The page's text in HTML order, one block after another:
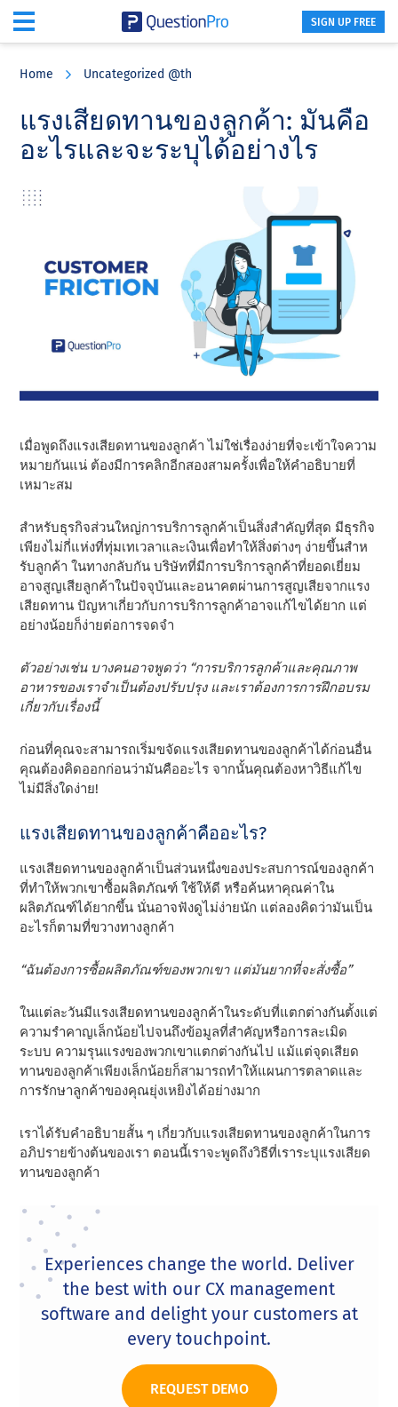
SIGN UP FREE
Home Uncategorized @th
แรงเสียดทานของลูกค้า: มันคือ
อะไรและจะระบุได้อย่างไร
เมื่อพูดถึงแรงเสียดทานของลูกค้า ไม่ใช่เรื่องง่ายที่จะเข้าใจความ
หมายกันแน่ ต้องมีการคลิกอีกสองสามครั้งเพื่อให้คําอธิบายที่
เหมาะสม
สําหรับธุรกิจส่วนใหญ่การบริการลูกค้าเป็นสิ่งสําคัญที่สุด มีธุรกิจ
เพียงไม่กี่แห่งที่ทุ่มเทเวลาและเงินเพื่อทําให้สิ่งต่างๆ ง่ายขึ้นสําห
รับลูกค้า ในทางกลับกัน บริษัทที่มีการบริการลูกค้าที่ยอดเยี่ยม
อาจสูญเสียลูกค้าในปัจจุบันและอนาคตผ่านการสูญเสียจากแรง
เสียดทาน ปัญหาเกี่ยวกับการบริการลูกค้าอาจแก้ไขได้ยาก แต่
อย่างน้อยก็ง่ายต่อการจดจํา
ตัวอย่างเช่น บางคนอาจพูดว่า “การบริการลูกค้าและคุณภาพ
อาหารของเราจําเป็นต้องปรับปรุง และเราต้องการการฝึกอบรม
เกี่ยวกับเรื่องนี้
ก่อนที่คุณจะสามารถเริ่มขจัดแรงเสียดทานของลูกค้าได้ก่อนอื่น
คุณต้องคิดออกก่อนว่ามันคืออะไร จากนั้นคุณต้องหาวิธีแก้ไข
ไม่มีสิ่งใดง่าย!
แรงเสียดทานของลูกค้าคืออะไร?
แรงเสียดทานของลูกค้าเป็นส่วนหนึ่งของประสบการณ์ของลูกค้า
ที่ทําให้พวกเขาซื้อผลิตภัณฑ์ ใช้ให้ดี หรือค้นหาคุณค่าใน
ผลิตภัณฑ์ได้ยากขึ้น นั่นอาจฟังดูไม่ง่ายนัก แต่ลองคิดว่ามันเป็น
อะไรก็ตามที่ขวางทางลูกค้า
“ฉันต้องการซื้อผลิตภัณฑ์ของพวกเขา แต่มันยากที่จะสั่งซื้อ”
ในแต่ละวันมีแรงเสียดทานของลูกค้าในระดับที่แตกต่างกันตั้งแต่
ความรําคาญเล็กน้อยไปจนถึงข้อมูลที่สําคัญหรือการละเมิด
ระบบ ความรุนแรงของพวกเขาแตกต่างกันไป แม้แต่จุดเสียด
ทานของลูกค้าเพียงเล็กน้อยก็สามารถทําให้แผนการตลาดและ
การรักษาลูกค้าของคุณยุ่งเหยิงได้อย่างมาก
เราได้รับคําอธิบายสั้น ๆ เกี่ยวกับแรงเสียดทานของลูกค้าในการ
อภิปรายข้างต้นของเรา ตอนนี้เราจะพูดถึงวิธีที่เราระบุแรงเสียด
ทานของลูกค้า
Experiences change the world. Deliver
the best with our CX management
software and delight your customers at
every touchpoint.
REQUEST DEMO